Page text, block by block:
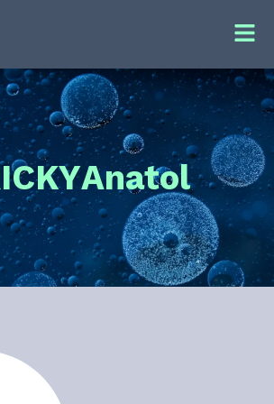
Anatol